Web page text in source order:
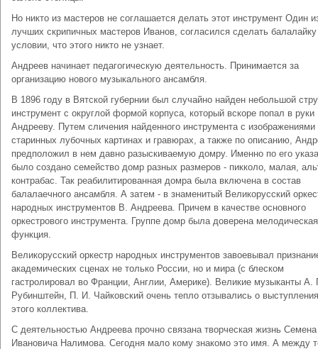
Но никто из мастеров не соглашается делать этот инструмент Один
лучших скрипичных мастеров Иванов, согласился сделать
условии, что этого никто не узнает.
Андреев начинает педагогическую деятельность. Принимается за
организацию нового музыкального ансамбля.
В 1896 году в Вятской губернии был случайно найден небольшой
инструмент с округлой формой корпуса, который вскоре попал в руки
Андрееву. Путем сличения найденного инструмента с изображениями
старинных лубочных картинах и гравюрах, а также по описанию,
предположил в нем давно разыскиваемую домру. Именно по его
было создано семейство домр разных размеров - пикколо, малая,
контрабас. Так реабилитированная домра была включена в состав
балалаечного ансамбля. А затем - в знаменитый Великорусский
народных инструментов В. Андреева. Причем в качестве основного
оркестрового инструмента. Группе домр была доверена мелодическая
функция.
Великорусский оркестр народных инструментов завоевывал
академических сценах не только России, но и мира (с блеском
гастролировал во Франции, Англии, Америке). Великие музыканты А.
Рубинштейн, П. И. Чайковский очень тепло отзывались о
этого коллектива.
С деятельностью Андреева прочно связана творческая жизнь Семена
Ивановича Налимова. Сегодня мало кому знакомо это имя. А между